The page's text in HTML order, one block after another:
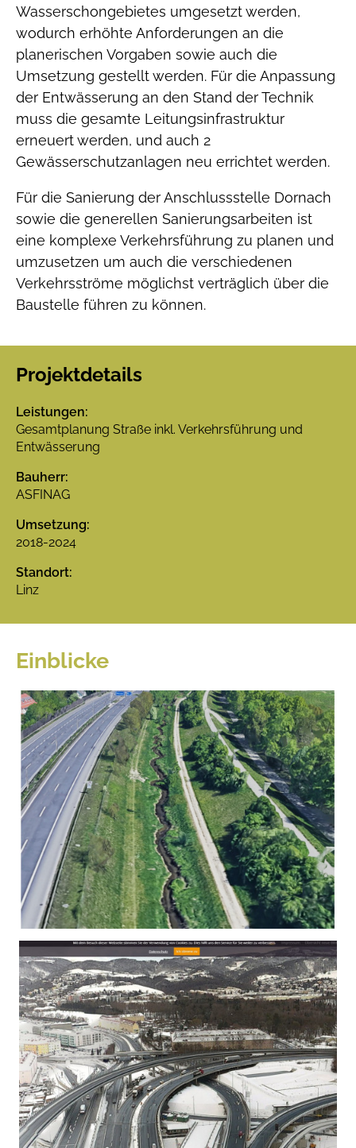
Wasserschongebietes umgesetzt werden,
wodurch erhöhte Anforderungen an die
planerischen Vorgaben sowie auch die
Umsetzung gestellt werden. Für die Anpassung
der Entwässerung an den Stand der Technik
muss die gesamte Leitungsinfrastruktur
erneuert werden, und auch 2
Gewässerschutzanlagen neu errichtet werden.
Für die Sanierung der Anschlussstelle Dornach
sowie die generellen Sanierungsarbeiten ist
eine komplexe Verkehrsführung zu planen und
umzusetzen um auch die verschiedenen
Verkehrsströme möglichst verträglich über die
Baustelle führen zu können.
Projektdetails
Leistungen:
Gesamtplanung Straße inkl. Verkehrsführung und
Entwässerung
Bauherr:
ASFINAG
Umsetzung:
2018-2024
Standort:
Linz
Einblicke